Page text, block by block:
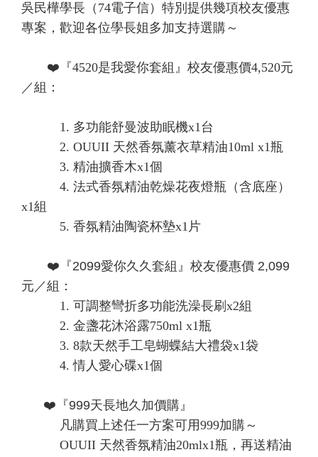
吳民樺學長（74電子信）特別提供幾項校友優惠
專案，歡迎各位學長姐多加支持選購～
❤️ 『4520是我愛你套組』校友優惠價4,520元
／組 ：
1. 多功能舒曼波助眠機x1台
2. OUUII 天然香氛薰衣草精油10ml x1瓶
3. 精油擴香木x1個
4. 法式香氛精油乾燥花夜燈瓶（含底座）
x1組
5. 香氛精油陶瓷杯墊x1片
❤️『2099愛你久久套組』校友優惠價 2,099
元／組 ：
1. 可調整彎折多功能洗澡長刷x2組
2. 金盞花沐浴露750ml x1瓶
3. 8款天然手工皂蝴蝶結大禮袋x1袋
4. 情人愛心碟x1個
❤️ 『999天長地久加價購』
凡購買上述任一方案可用999加購～
OUUII 天然香氛精油20mlx1瓶，再送精油